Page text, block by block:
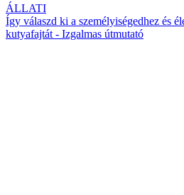
ÁLLATI
Így válaszd ki a személyiségedhez és
kutyafajtát - Izgalmas útmutató